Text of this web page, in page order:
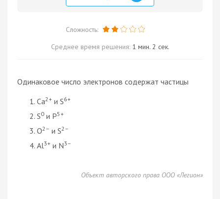
Сложность:
Среднее время решения: 1 мин. 2 сек.
Одинаковое число электронов содержат частицы
Ca2+ и S6+
S0 и P5+
O2– и S2–
Al3+ и N3–
Объект авторского права ООО «Легион»